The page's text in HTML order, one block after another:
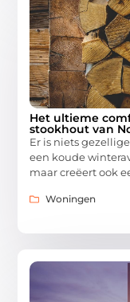
Het ultieme
stookhout van
Er is niets
een koude
maar creëert ook
Woningen